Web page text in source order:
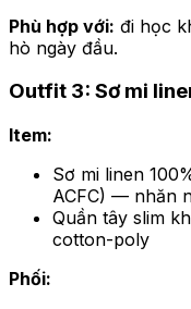
Phù hợp với: đi học
hò ngày đầu.
Outfit 3: Sơ mi
Item:
Sơ mi linen
ACFC) — nhăn
Quần tây slim
cotton-poly
Phối: